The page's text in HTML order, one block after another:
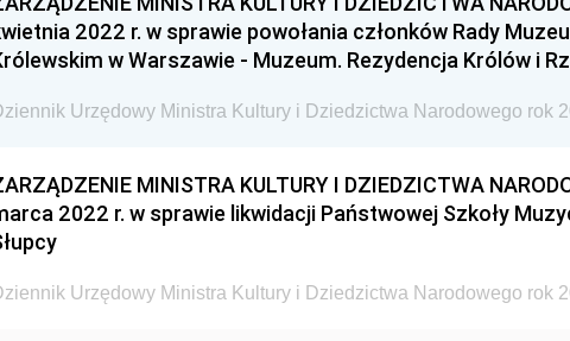
2022 r. w sprawie powołania członków Rady
w Warszawie - Muzeum. Rezydencja Królów i
Urzędowy Ministra Kultury i Dziedzictwa Narodowego rok
MINISTRA KULTURY I DZIEDZICTWA
2022 r. w sprawie likwidacji Państwowej Szkoły
Urzędowy Ministra Kultury i Dziedzictwa Narodowego rok